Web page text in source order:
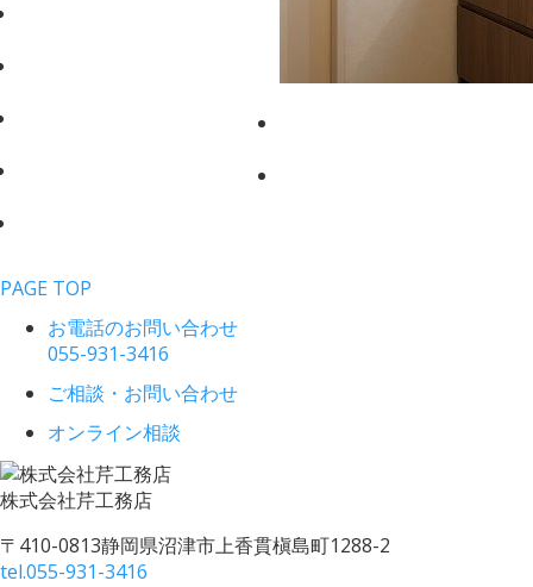
PAGE TOP
お電話のお問い合わせ
055-931-3416
ご相談・お問い合わせ
オンライン相談
株式会社芹工務店
〒410-0813静岡県沼津市上香貫槇島町1288-2
tel.055-931-3416